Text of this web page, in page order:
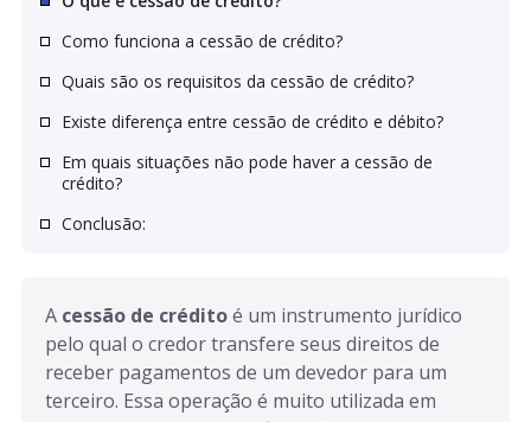
Como funciona a cessão de crédito?
Quais são os requisitos da cessão de crédito?
Existe diferença entre cessão de crédito e débito?
Em quais situações não pode haver a cessão de
crédito?
Conclusão:
A cessão de crédito é um instrumento jurídico
pelo qual o credor transfere seus direitos de
receber pagamentos de um devedor para um
terceiro. Essa operação é muito utilizada em